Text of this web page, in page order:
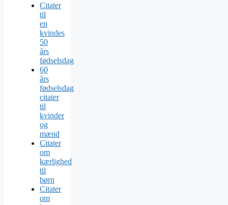
Citater
til
en
kvindes
50
års
fødselsdag
60
års
fødselsdag
citater
til
kvinder
og
mænd
Citater
om
kærlighed
til
børn
Citater
om